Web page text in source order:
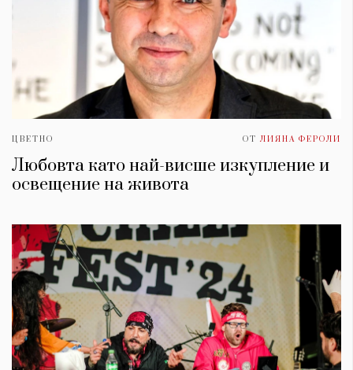
ЦВЕТНО ОТ ЛИЯНА ФЕРОЛИ
Любовта като най-висше изкупление и
освещение на живота